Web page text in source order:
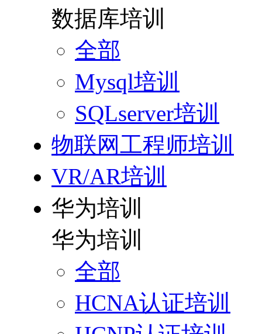
数据库培训
全部
Mysql培训
SQLserver培训
物联网工程师培训
VR/AR培训
华为培训
华为培训
全部
HCNA认证培训